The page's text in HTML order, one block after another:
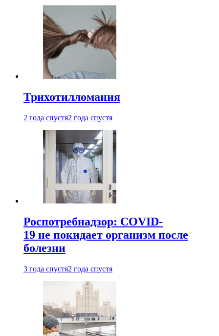
Трихотилломания
2 года спустя2 года спустя
Роспотребнадзор: COVID-
19 не покидает организм после
болезни
3 года спустя2 года спустя